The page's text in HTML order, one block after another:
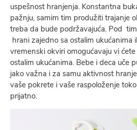
uspešnost hranjenja. Konstantna
pažnju, samim tim produžiti trajanje
treba da bude podržavajuća. Pod
hrani zajedno sa ostalim ukućanima
vremenski okviri omogućavaju vi
ostalim ukućanima. Bebe i deca uče
jako važna i za samu aktivnost
vaše pokrete i vaše raspoloženje
prijatno.